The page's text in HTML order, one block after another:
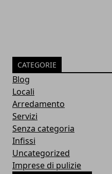
CATEGORIE
Blog
Locali
Arredamento
Servizi
Senza categoria
Infissi
Uncategorized
Imprese di pulizie